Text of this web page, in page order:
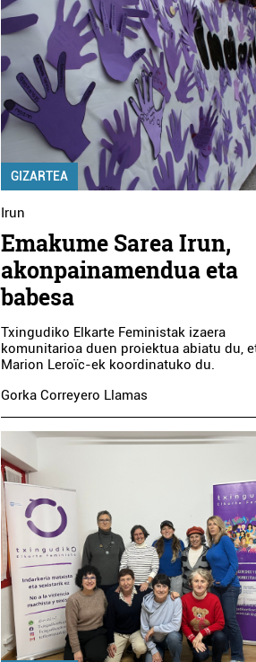
GIZARTEA
Irun
Emakume Sarea Irun,
akonpainamendua eta
babesa
Txingudiko Elkarte Feministak izaera
komunitarioa duen proiektua abiatu du,
Marion Leroïc-ek koordinatuko du.
Gorka Correyero Llamas